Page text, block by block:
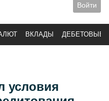
Войти
ВКЛАДЫ ДЕБЕТОВЫЕ
условия